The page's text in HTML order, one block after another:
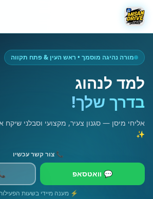
מורה נהיגה מוסמך • ראש העין & פתח תקווה
למד לנהוג
בדרך שלך!
אליחי מיסן — סגנון צעיר, מקצועי וסבלני
✨
📞 צור קשר עכשיו
💬 וואטסאפ
⚡ מענה מיידי בשעות